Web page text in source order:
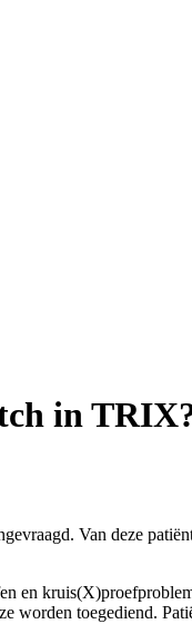
in
Van deze
en
toegediend.